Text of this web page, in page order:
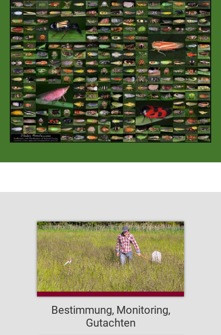
Bestimmung, Monitoring,
Gutachten